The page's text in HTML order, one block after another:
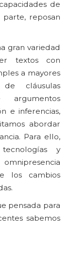
de
reposan
gran variedad
textos con
a mayores
cláusulas
argumentos
e inferencias,
abordar
Para ello,
y
los cambios
pensada para
sabemos